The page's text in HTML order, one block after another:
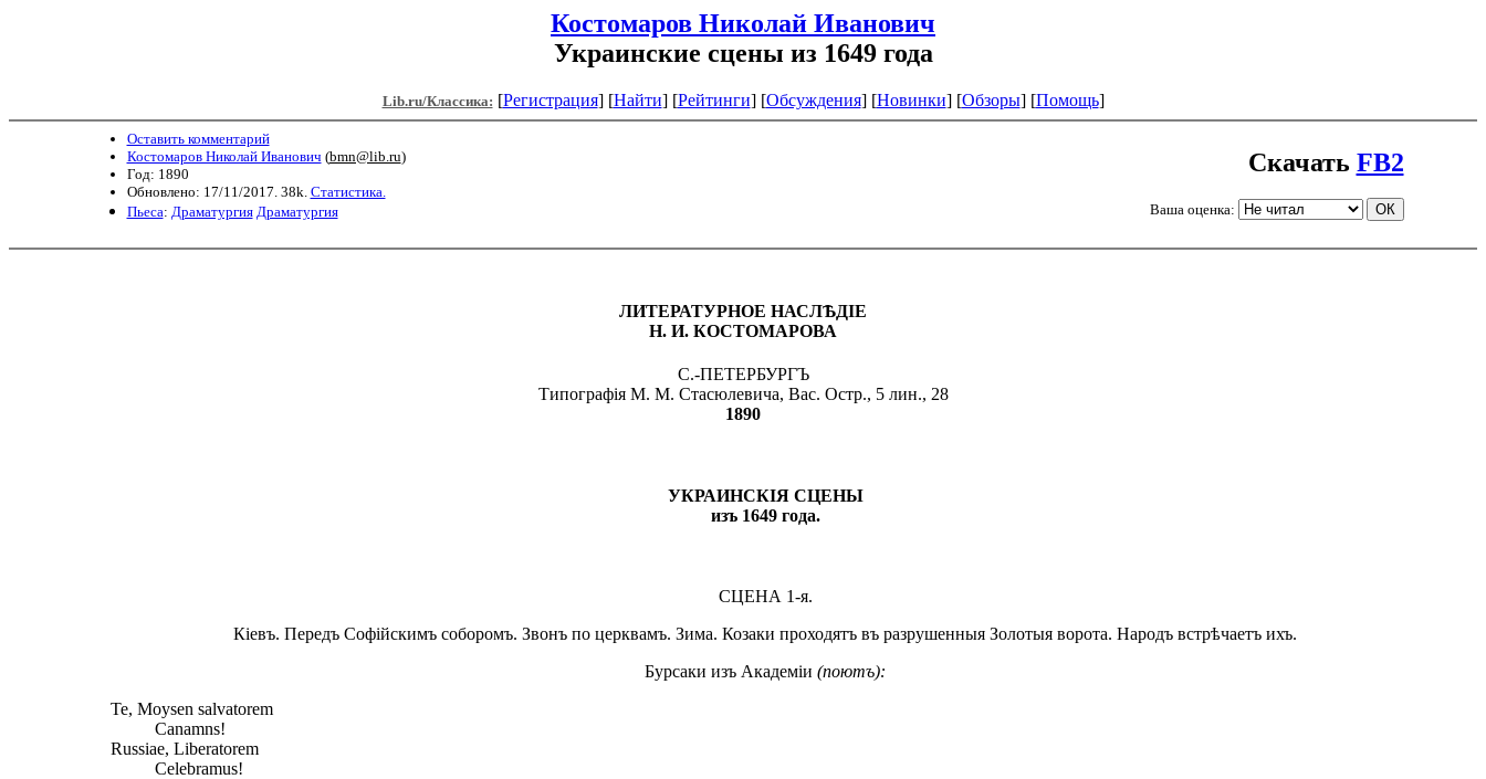
Костомаров Николай Иванович
Украинские сцены из 1649 года
Lib.ru/Классика: [Регистрация] [Найти] [Рейтинги] [Обсуждения] [Новинки] [Обзоры] [Помощь]
Оставить комментарий
Костомаров Николай Иванович (bmn@lib.ru)
Год: 1890
Обновлено: 17/11/2017. 38k. Статистика.
Пьеса: Драматургия Драматургия
Скачать FB2
Ваша оценка:
ЛИТЕРАТУРНОЕ НАСЛѢДІЕ
Н. И. КОСТОМАРОВА
С.-ПЕТЕРБУРГЪ
Типографія М. М. Стасюлевича, Вас. Остр., 5 лин., 28
1890
УКРАИНСКІЯ СЦЕНЫ
изъ 1649 года.
СЦЕНА 1-я.
Кіевъ. Передъ Софійскимъ соборомъ. Звонъ по церквамъ. Зима. Козаки проходятъ въ разрушенныя Золотыя ворота. Народъ встрѣчаетъ ихъ.
Бурсаки изъ Академіи (поютъ):
Te, Moysen salvatorem
Canamns!
Russiae, Liberatorem
Celebramus!